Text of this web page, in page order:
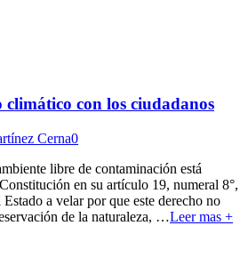
con los ciudadanos
Cerna0
libre de contaminación está
en su artículo 19, numeral 8°,
a velar por que este derecho no
de la naturaleza, …Leer mas +